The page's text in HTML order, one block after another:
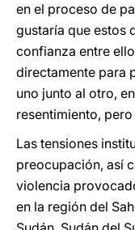
en el proceso de
gustaría que estos
confianza entre
directamente para
uno junto al otro,
resentimiento,
Las tensiones
preocupación, así
violencia
en la región del